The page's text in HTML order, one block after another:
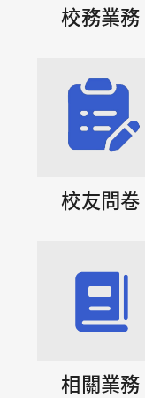
校務業務
校友問卷
相關業務